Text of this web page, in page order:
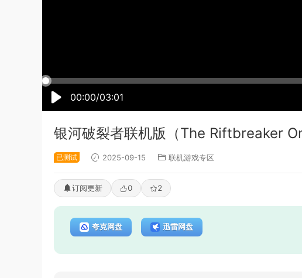
00:00/03:01
银河破裂者联机版（The Riftbreaker
已测试 2025-09-15 联机游戏专区
订阅更新 0 2
夸克网盘 迅雷网盘